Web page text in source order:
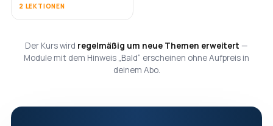
2 LEKTIONEN
Der Kurs wird regelmäßig um neue Themen erweitert —
Module mit dem Hinweis „Bald“ erscheinen ohne Aufpreis in
deinem Abo.